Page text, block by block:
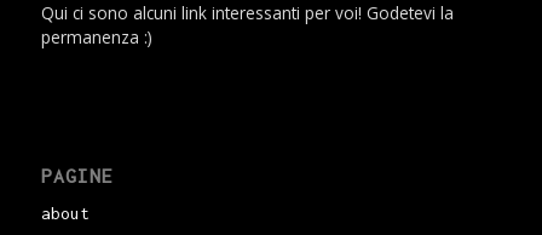
Qui ci sono alcuni link interessanti per voi! Godetevi la
permanenza :)
PAGINE
about